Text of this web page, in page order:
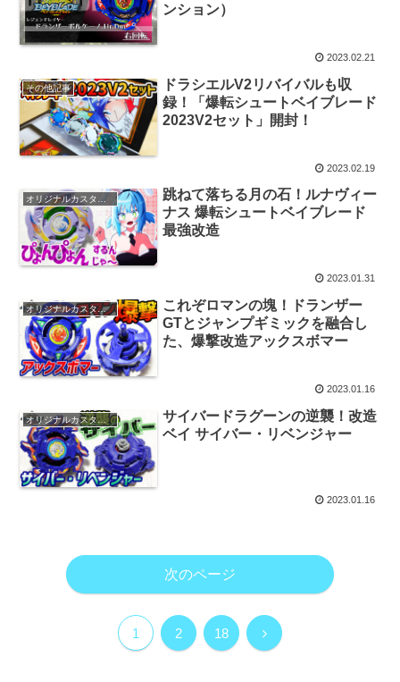
ンション）
2023.02.21
その他記事
ドラシエルV2リバイバルも収
録！「爆転シュートベイブレード
2023V2セット」開封！
2023.02.19
跳ねて落ちる月の石！ルナヴィー
ナス 爆転シュートベイブレード
最強改造
2023.01.31
オリジナルカスタマイズ
これぞロマンの塊！ドランザー
GTとジャンプギミックを融合し
た、爆撃改造アックスボマー
2023.01.16
オリジナルカスタマイズ
サイバードラグーンの逆襲！改造
ベイ サイバー・リベンジャー
2023.01.16
次のページ
1 2 18 次